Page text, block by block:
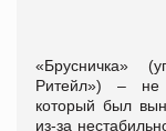
«Брусничка»
Ритейл») – не
который был
из-за